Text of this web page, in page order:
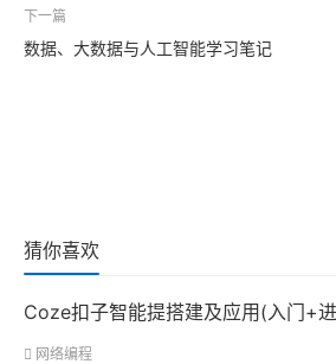
下一篇
数据、大数据与人工智能学习笔记
猜你喜欢
Coze扣子智能提搭建及应用(入门+
网络编程